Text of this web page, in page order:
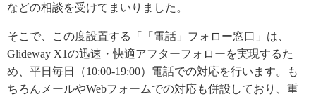
などの相談を受けてまいりました。
そこで、この度設置する「「電話」フォロー窓口」は、
Glideway X1の迅速・快適アフターフォローを実現するた
め、平日毎日（10:00-19:00）電話での対応を行います。も
ちろんメールやWebフォームでの対応も併設しており、重